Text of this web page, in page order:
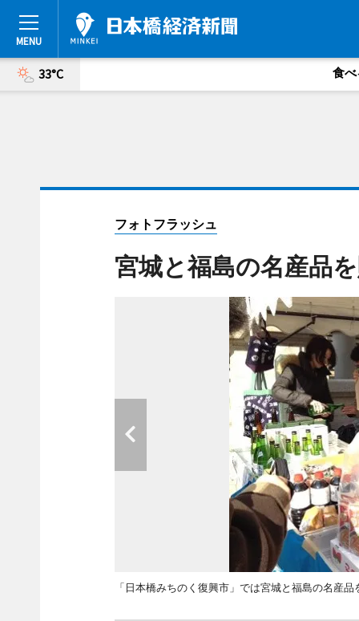
33°C 食べ
フォトフラッシュ
宮城と福島の名産品
「日本橋みちのく復興市」では宮城と福島の名産品